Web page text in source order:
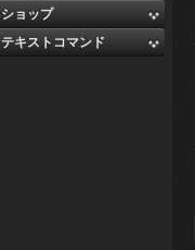
ショップ
テキストコマンド